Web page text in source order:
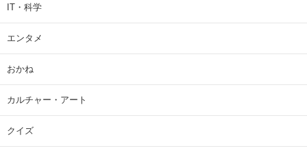
IT・科学
エンタメ
おかね
カルチャー・アート
クイズ